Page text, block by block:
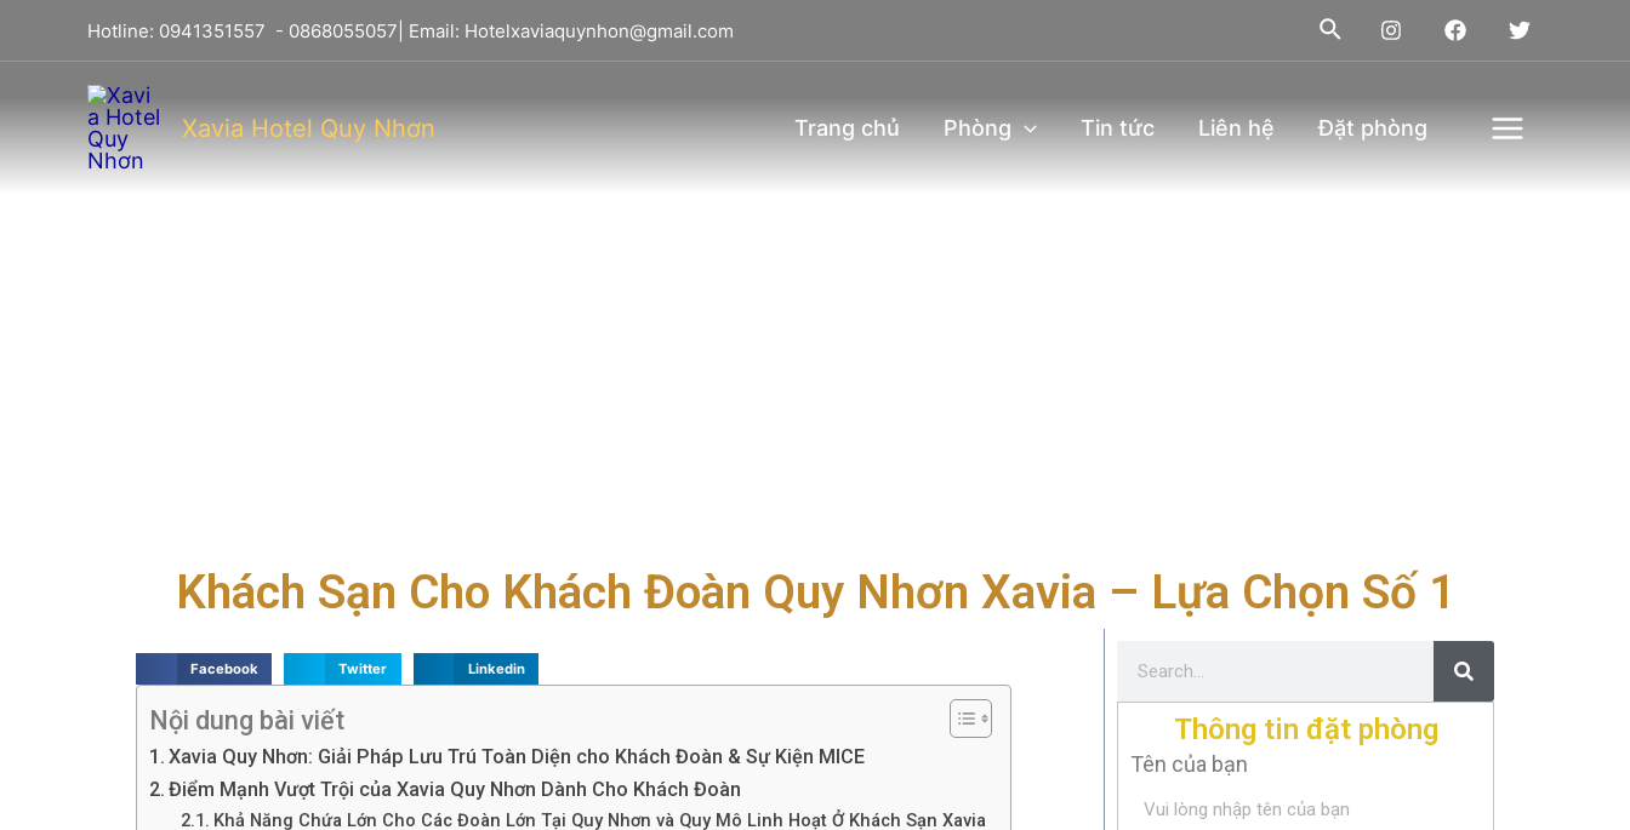
Hotline: 0941351557 - 0868055057 | Email: Hotelxaviaquynhon@gmail.com
Xavia Hotel Quy Nhơn Trang chủ Phòng Tin tức Liên hệ Đặt phòng
Khách Sạn Cho Khách Đoàn Quy Nhơn Xavia – Lựa Chọn Số 1
Facebook Twitter Linkedin
Nội dung bài viết
Xavia Quy Nhơn: Giải Pháp Lưu Trú Toàn Diện cho Khách Đoàn & Sự Kiện MICE
Điểm Mạnh Vượt Trội của Xavia Quy Nhơn Dành Cho Khách Đoàn
Khả Năng Chứa Lớn Cho Các Đoàn Lớn Tại Quy Nhơn và Quy Mô Linh Hoạt Ở Khách Sạn Xavia
Thông tin đặt phòng
Tên của bạn